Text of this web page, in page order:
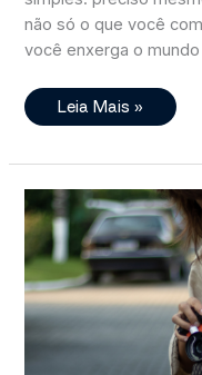
não só o que você
você enxerga o
Consumo
Consciente:
É,
Que
Importa
Como
Começar
Na
Prática
Leia Mais »